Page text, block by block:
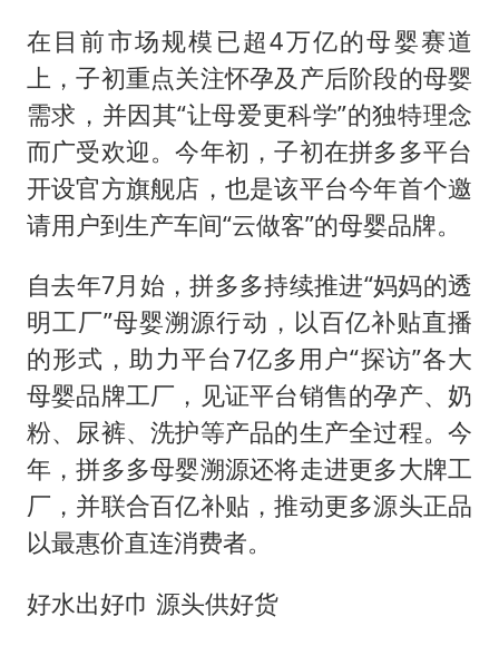
在目前市场规模已超4万亿的母婴赛道
上，子初重点关注怀孕及产后阶段的母婴
需求，并因其“让母爱更科学”的独特理念
而广受欢迎。今年初，子初在拼多多平台
开设官方旗舰店，也是该平台今年首个邀
请用户到生产车间“云做客”的母婴品牌。
自去年7月始，拼多多持续推进“妈妈的透
明工厂”母婴溯源行动，以百亿补贴直播
的形式，助力平台7亿多用户“探访”各大
母婴品牌工厂，见证平台销售的孕产、奶
粉、尿裤、洗护等产品的生产全过程。今
年，拼多多母婴溯源还将走进更多大牌工
厂，并联合百亿补贴，推动更多源头正品
以最惠价直连消费者。
好水出好巾 源头供好货